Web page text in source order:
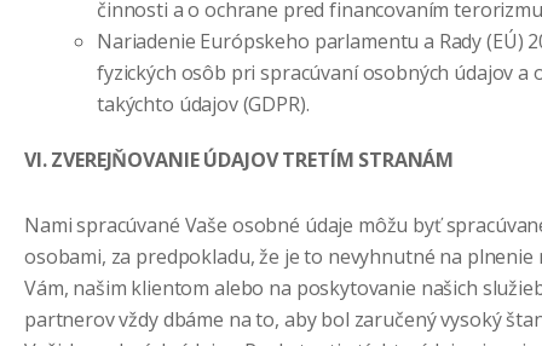
činnosti a o ochrane pred financovaním
Nariadenie Európskeho parlamentu a Rady (EÚ)
fyzických osôb pri spracúvaní osobných údajov a
takýchto údajov (GDPR).
VI. ZVEREJŇOVANIE ÚDAJOV TRETÍM STRANÁM
Nami spracúvané Vaše osobné údaje môžu byť
osobami, za predpokladu, že je to nevyhnutné na plnenie
Vám, našim klientom alebo na poskytovanie našich
partnerov vždy dbáme na to, aby bol zaručený vysoký